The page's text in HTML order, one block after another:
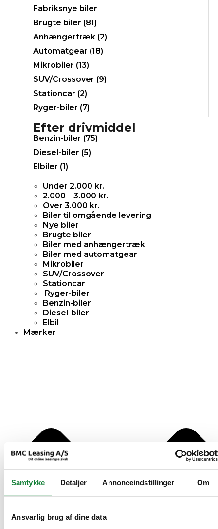
Samtykke Detaljer Annonceindstillinger Om
Ansvarlig brug af dine data
Fabriksnye biler
Brugte biler (81 )
Anhængertræk (2)
Automatgear (18)
Mikrobiler (13)
SUV/Crossover (9)
Stationcar (2)
Ryger-biler (7)
Efter drivmiddel
Benzin-biler (75)
Diesel-biler (5)
Elbiler (1 )
Under 2.000 kr.
2.000 – 3.000 kr.
Over 3.000 kr.
Biler til omgående levering
Nye biler
Brugte biler
Biler med anhængertræk
Biler med automatgear
Mikrobiler
SUV/Crossover
Stationcar
Ryger-biler
Benzin-biler
Diesel-biler
Elbil
Mærker